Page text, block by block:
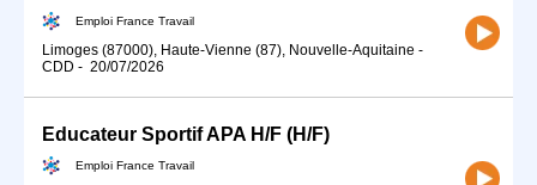
Emploi France Travail
Limoges (87000), Haute-Vienne (87), Nouvelle-Aquitaine -
CDD - 20/07/2026
Educateur Sportif APA H/F (H/F)
Emploi France Travail